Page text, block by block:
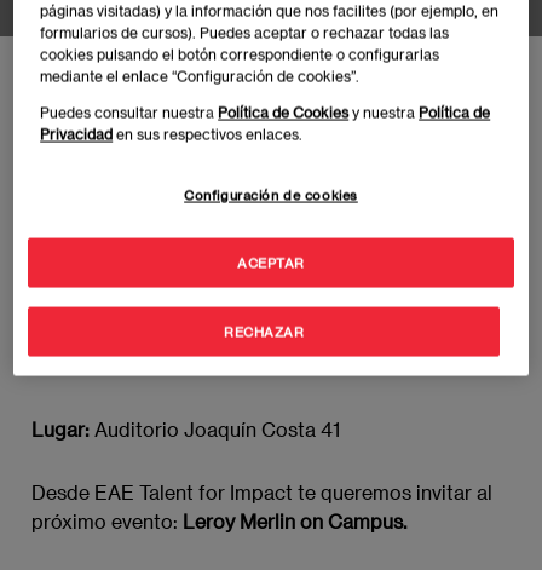
Inicio Eventos Leroy Merlin on Campus
Fecha:26 de noviembre
Lugar: Auditorio Joaquín Costa 41
Desde EAE Talent for Impact te queremos invitar al
próximo evento: Leroy Merlin on Campus.
páginas visitadas) y la información que nos facilites (por ejemplo, en
formularios de cursos). Puedes aceptar o rechazar todas las
cookies pulsando el botón correspondiente o configurarlas
mediante el enlace “Configuración de cookies”.
Puedes consultar nuestra Política de Cookiesy nuestra Política de
Privacidad en sus respectivos enlaces.
Configuración de cookies
RECHAZAR
ACEPTAR